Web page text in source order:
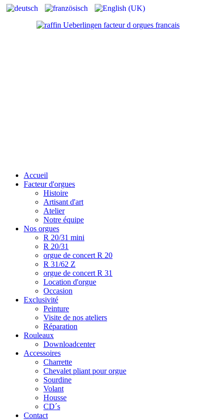
Accueil
Facteur d'orgues
Histoire
Artisant d'art
Atelier
Notre équipe
Nos orgues
R 20/31 mini
R 20/31
orgue de concert R 20
R 31/62 Z
orgue de concert R 31
Location d'orgue
Occasion
Exclusivité
Peinture
Visite de nos ateliers
Réparation
Rouleaux
Downloadcenter
Accessoires
Charrette
Chevalet pliant pour orgue
Sourdine
Volant
Housse
CD´s
Contact